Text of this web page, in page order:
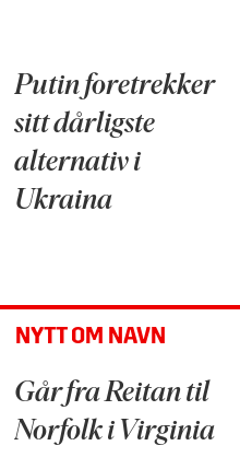
Putin foretrekker
sitt dårligste
alternativ i
Ukraina
NYTT OM NAVN
Går fra Reitan til
Norfolk i Virginia